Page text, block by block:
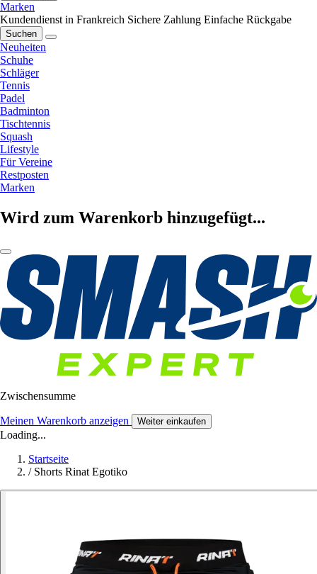
Marken
Kundendienst in Frankreich Sichere Zahlung Einfache Rückgabe
Suchen
Neuheiten
Schuhe
Schläger
Tennis
Padel
Badminton
Tischtennis
Squash
Lifestyle
Für Vereine
Restposten
Marken
Wird zum Warenkorb hinzugefügt...
Zwischensumme
Meinen Warenkorb anzeigen Weiter einkaufen
Loading...
Startseite
/ Shorts Rinat Egotiko